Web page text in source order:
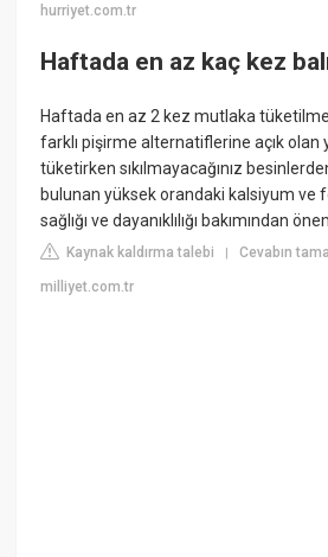
hurriyet.com.tr
Haftada en az kaç kez
Haftada en az 2 kez mutlaka
farklı pişirme alternatiflerine açık olan
tüketirken sıkılmayacağınız
bulunan yüksek orandaki kalsiyum ve
sağlığı ve dayanıklılığı bakımından
Kaynak kaldırma talebi |Cevabın
milliyet.com.tr